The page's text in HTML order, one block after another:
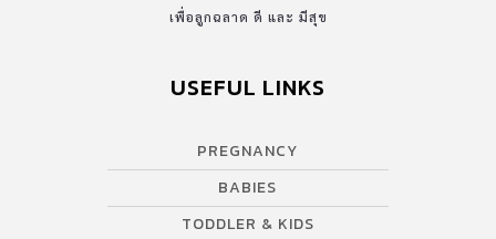
เลต และมีวิตามินรวมกว่า 10 ชนิด มีคุณสมบัติ ช่วยเพิ่มการไหลเวียด
เพื่อลูกฉลาด ดี และ มีสุข
USEFUL LINKS
PREGNANCY
BABIES
TODDLER & KIDS